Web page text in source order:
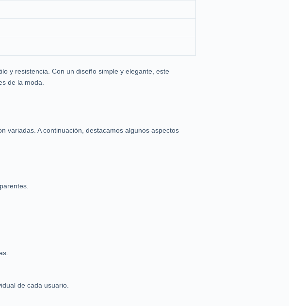
y resistencia. Con un diseño simple y elegante, este
de la moda.
variadas. A continuación, destacamos algunos aspectos
de cada usuario.